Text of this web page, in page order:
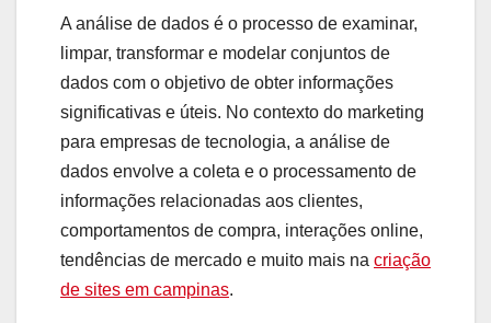
A análise de dados é o processo de examinar,
limpar, transformar e modelar conjuntos de
dados com o objetivo de obter informações
significativas e úteis. No contexto do marketing
para empresas de tecnologia, a análise de
dados envolve a coleta e o processamento de
informações relacionadas aos clientes,
comportamentos de compra, interações online,
tendências de mercado e muito mais na criação
de sites em campinas.